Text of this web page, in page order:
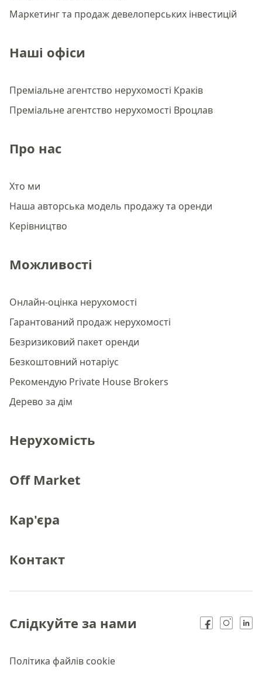
Маркетинг та продаж девелоперських інвестицій
Наші офіси
Преміальне агентство нерухомості Краків
Преміальне агентство нерухомості Вроцлав
Про нас
Хто ми
Наша авторська модель продажу та оренди
Керівництво
Можливості
Онлайн-оцінка нерухомості
Гарантований продаж нерухомості
Безризиковий пакет оренди
Безкоштовний нотаріус
Рекомендую Private House Brokers
Дерево за дім
Нерухомість
Off Market
Кар'єра
Контакт
Політика файлів cookie
Слідкуйте за нами